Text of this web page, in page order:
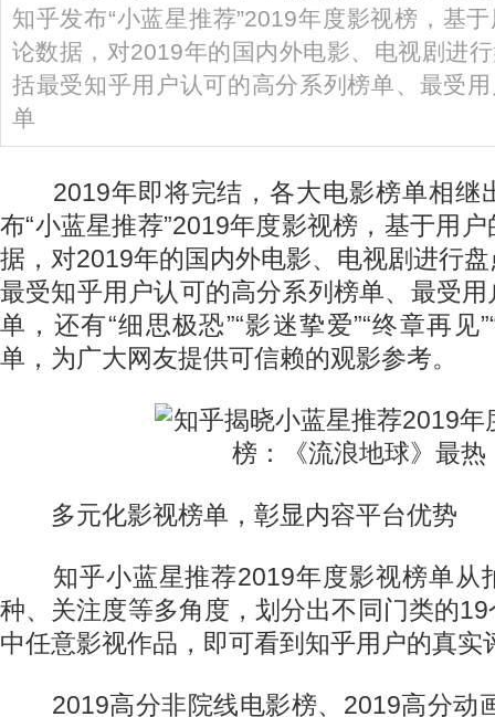
知乎发布“小蓝星推荐”2019年度影视榜，基
论数据，对2019年的国内外电影、电视剧进
括最受知乎用户认可的高分系列榜单、最受
单
2019年即将完结，各大电影榜单相继
布“小蓝星推荐”2019年度影视榜，基于用
据，对2019年的国内外电影、电视剧进行
最受知乎用户认可的高分系列榜单、最受
单，还有“细思极恐”“影迷挚爱”“终章再见
单，为广大网友提供可信赖的观影参考。
多元化影视榜单，彰显内容平台优势
知乎小蓝星推荐2019年度影视榜单从
种、关注度等多角度，划分出不同门类的
中任意影视作品，即可看到知乎用户的真实
2019高分非院线电影榜、2019高分动